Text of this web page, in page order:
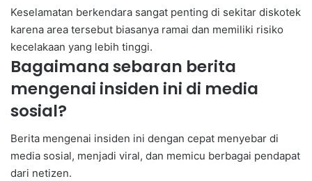
Keselamatan berkendara sangat penting di sekitar diskotek
karena area tersebut biasanya ramai dan memiliki risiko
kecelakaan yang lebih tinggi.
Bagaimana sebaran berita
mengenai insiden ini di media
sosial?
Berita mengenai insiden ini dengan cepat menyebar di
media sosial, menjadi viral, dan memicu berbagai pendapat
dari netizen.